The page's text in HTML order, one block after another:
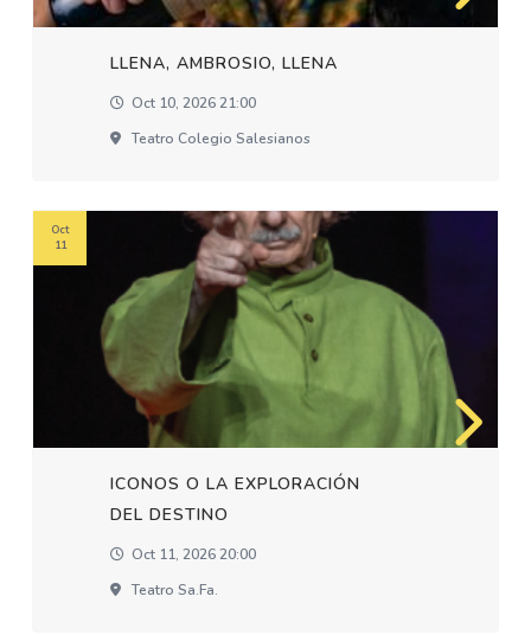
LLENA, AMBROSIO, LLENA
Oct 10, 2026 21:00
Teatro Colegio Salesianos
ICONOS O LA EXPLORACIÓN
DEL DESTINO
Oct 11, 2026 20:00
Teatro Sa.fa.
Oct
11